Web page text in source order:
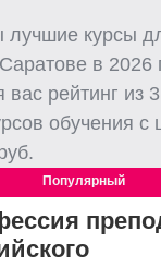
лучшие курсы
в 2026
рейтинг из 3
обучения с
Популярный